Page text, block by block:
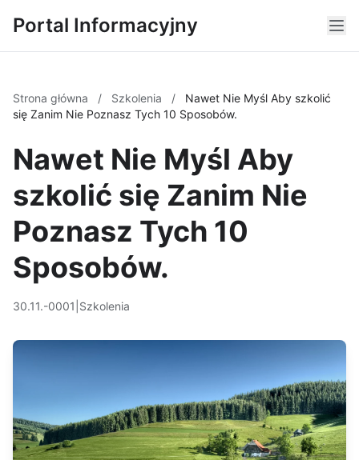
Portal Informacyjny
Strona główna / Szkolenia /
Nawet Nie Myśl Aby szkolić
się Zanim Nie Poznasz Tych 10 Sposobów.
Nawet Nie Myśl Aby
szkolić się Zanim Nie
Poznasz Tych 10
Sposobów.
30.11.-0001 Szkolenia